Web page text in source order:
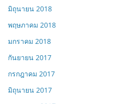
มิถุนายน 2018
พฤษภาคม 2018
มกราคม 2018
กันยายน 2017
กรกฎาคม 2017
มิถุนายน 2017